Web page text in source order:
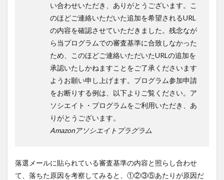
い合わせいただき、ありがとうございます。こ
のほどご連絡いただいた追加を希望されるURL
の内容を確認させていただきました。残念なが
ら当プログラムでの審査基準に合致しなかった
ため、このほどご連絡いただいたURLの追加を
承認いたしかねますことをご了承くださいます
ようお願い申し上げます。プログラム参加申請
をお断りする例は、以下よりご覧ください。ア
ソシエイト・プログラムをご利用いただき、あ
りがとうございます。
Amazonアソシエイトプラグラム
落選メールに貼られている審査基準の内容と照らし合わせ
て、落ちた原因を考察してみると、①②③⑤あたりが原因だ